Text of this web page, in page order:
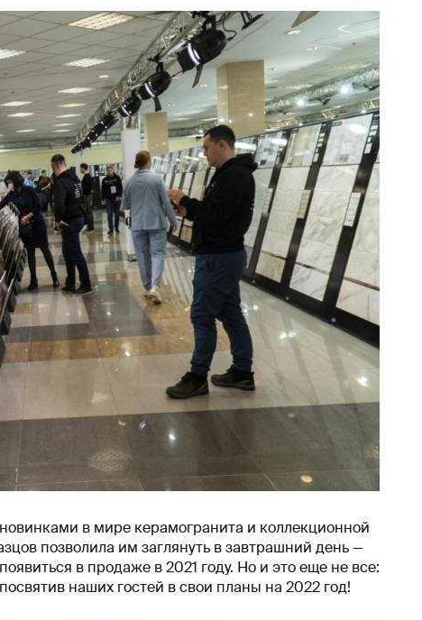
в мире керамогранита и коллекционной
позволила им заглянуть в завтрашний день —
в продаже в 2021 году. Но и это еще не все:
наших гостей в свои планы на 2022 год!